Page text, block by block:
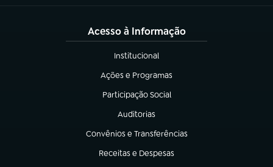
Acesso à Informação
Institucional
(abre em nova aba)
Ações e Programas
(abre em nova aba)
Participação Social
(abre em nova aba)
Auditorias
(abre em nova aba)
Convênios e Transferências
(abre em nova aba)
Receitas e Despesas
(abre em nova aba)